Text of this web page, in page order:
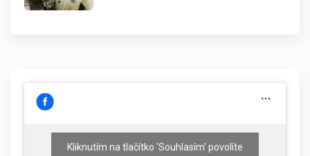
Kliknutím na tlačítko 'Souhlasím' povolíte